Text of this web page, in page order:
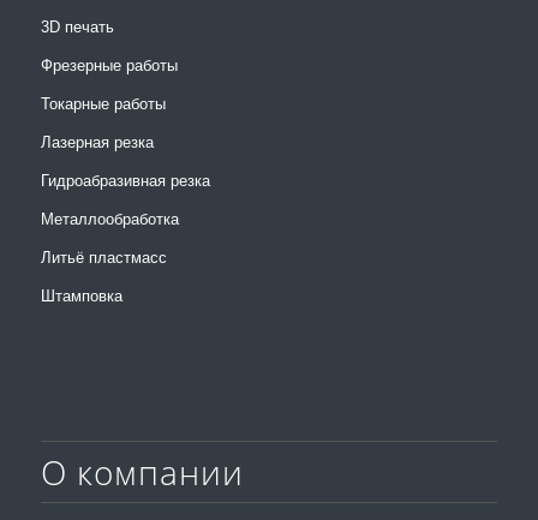
3D печать
Фрезерные работы
Токарные работы
Лазерная резка
Гидроабразивная резка
Металлообработка
Литьё пластмасс
Штамповка
О компании